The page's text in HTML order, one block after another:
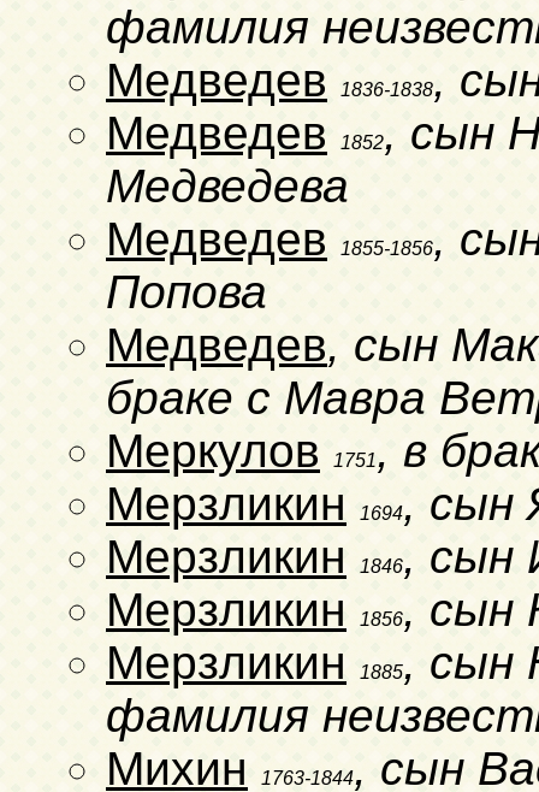
фамилия
Медведев
1836-1838,
Медведев
1852, сын
Медведева
Медведев
1855-1856,
Попова
Медведев, сын
браке с Мавра
Меркулов
1751, в
Мерзликин
1694, сын
Мерзликин
1846, сын
Мерзликин
1856, сын
Мерзликин
1885, сын
фамилия
Михин
1763-1844, сын